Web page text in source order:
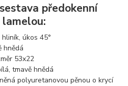
předokenní
úkos 45°
hnědá
53x22
tmavě hnědá
polyuretanovou pěnou o krycí